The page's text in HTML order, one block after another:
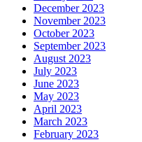
December 2023
November 2023
October 2023
September 2023
August 2023
July 2023
June 2023
May 2023
April 2023
March 2023
February 2023